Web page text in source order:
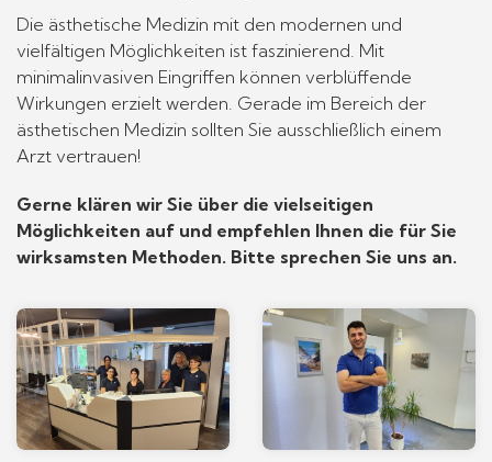
Die ästhetische Medizin mit den modernen und
vielfältigen Möglichkeiten ist faszinierend. Mit
minimalinvasiven Eingriffen können verblüffende
Wirkungen erzielt werden. Gerade im Bereich der
ästhetischen Medizin sollten Sie ausschließlich einem
Arzt vertrauen!
Gerne klären wir Sie über die vielseitigen
Möglichkeiten auf und empfehlen Ihnen die für Sie
wirksamsten Methoden. Bitte sprechen Sie uns an.